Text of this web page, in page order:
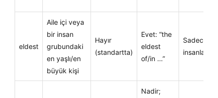
eldest
Aile içi veya
bir insan
grubundaki
en yaşlı/en
büyük kişi
Hayır
(standartta)
Evet: “the
eldest
of/in …”
Sadece
insanlar
Nadir;